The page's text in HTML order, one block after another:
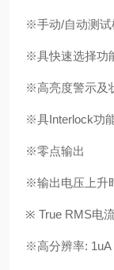
※手动/自动测试
※具快速选择功
※高亮度警示及
※具Interlock功
※零点输出
※输出电压上升
※ True RMS电
※高分辨率: 1uA